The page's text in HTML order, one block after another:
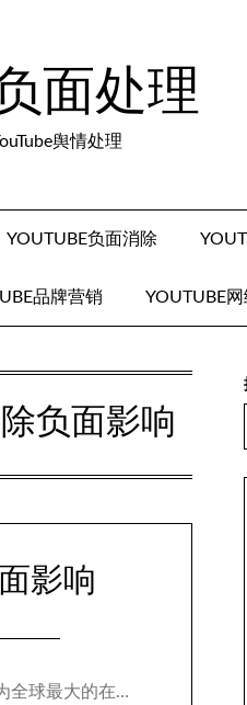
面处理
舆情处理
YOUTUBE负面消除
品牌营销 YOUTUBE
负面影响
影响
全球最大的在…